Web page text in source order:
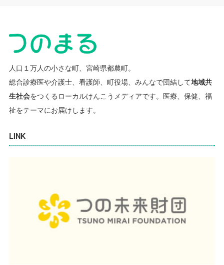
人口１万人の小さな町、宮崎県都農町。
総合診療医や介護士、看護師、町役場、みんなで団結して地域共
生社会をつくるローカルけんこうメディアです。 医療、保健、福
祉をテーマにお届けします。
LINK